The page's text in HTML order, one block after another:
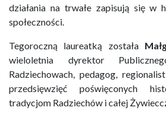
działania na trwałe zapisują się w
społeczności.
Tegoroczną laureatką została
wieloletnia dyrektor
Radziechowach, pedagog,
przedsięwzięć poświęconych
tradycjom Radziechów i całej